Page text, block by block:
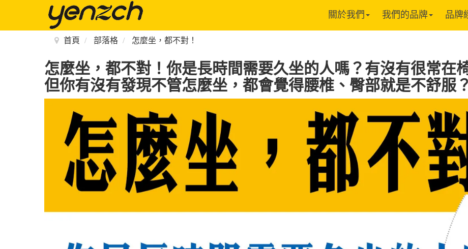
關於我們 我們的品牌 品牌
首頁 部落格 怎麼坐，都不對！
怎麼坐，都不對！你是長時間需要久坐的人嗎？有沒有很常在
但你有沒有發現不管怎麼坐，都會覺得腰椎、臀部就是不舒服